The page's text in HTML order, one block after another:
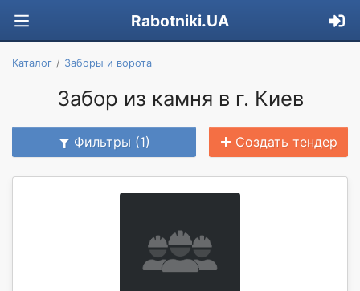
Rabotniki.UA
Каталог Заборы и ворота
Забор из камня в г. Киев
Фильтры (1) Создать тендер